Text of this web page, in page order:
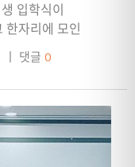
입학식이
한자리에 모인
누며 친교의
ㅣ 댓글 0